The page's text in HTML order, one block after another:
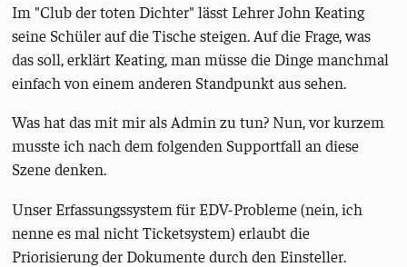
Im "Club der toten Dichter" lässt Lehrer John Keating
seine Schüler auf die Tische steigen. Auf die Frage, was
das soll, erklärt Keating, man müsse die Dinge manchmal
einfach von einem anderen Standpunkt aus sehen.
Was hat das mit mir als Admin zu tun? Nun, vor kurzem
musste ich nach dem folgenden Supportfall an diese
Szene denken.
Unser Erfassungssystem für EDV-Probleme (nein, ich
nenne es mal nicht Ticketsystem) erlaubt die
Priorisierung der Dokumente durch den Einsteller.